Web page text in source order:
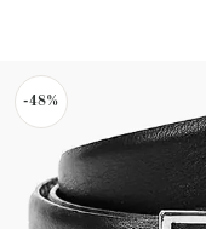
-48%